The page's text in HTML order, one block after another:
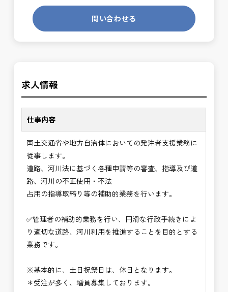
※基本的に、土日祝祭日は、休日となります。
＊受注が多く、増員募集しております。
か？
発注者側の立場で業務を行う、やりがいのあるお仕
事です。
長期的にお仕事が出来る方を募集しております。
✅ストレスのない、上下関係を気にしなくてもよい
職場環境
✅「仕事のやりがい」と「賃金」のバランスを大切
に致します。
⭐＝＝お祝い金100,000円＝＝⭐
※お祝い金の支給条件は、入社より3ヶ月経過され
た方が対象となります。
その他支給条件の詳細については、問い合わせくだ
さい。
■勤務地について、ご希望のある方は別途ご相談く
ださい。
国土交通省、地方自治体
■発注者支援業務＜希望する業務をお選びくださ
い。＞
問い合わせる
求人情報
仕事内容
国土交通省や地方自治体においての発注者支援業務に
従事します。
道路、河川法に基づく各種申請等の審査、指導及び道
路、河川の不正使用・不法
占用の指導取締り等の補助的業務を行います。
✅管理者の補助的業務を行い、円滑な行政手続きによ
り適切な道路、河川利用を推進することを目的とする
業務です。
※基本的に、土日祝祭日は、休日となります。
＊受注が多く、増員募集しております。